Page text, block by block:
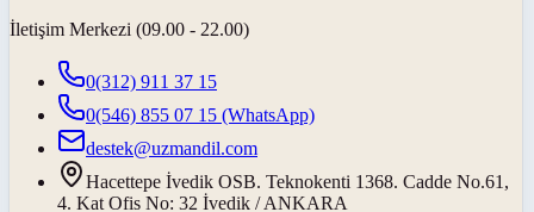
İletişim Merkezi (09.00 - 22.00)
0(312) 911 37 15
0(546) 855 07 15 (WhatsApp)
destek@uzmandil.com
Hacettepe İvedik OSB. Teknokenti 1368. Cadde No.61,
4. Kat Ofis No: 32 İvedik / ANKARA